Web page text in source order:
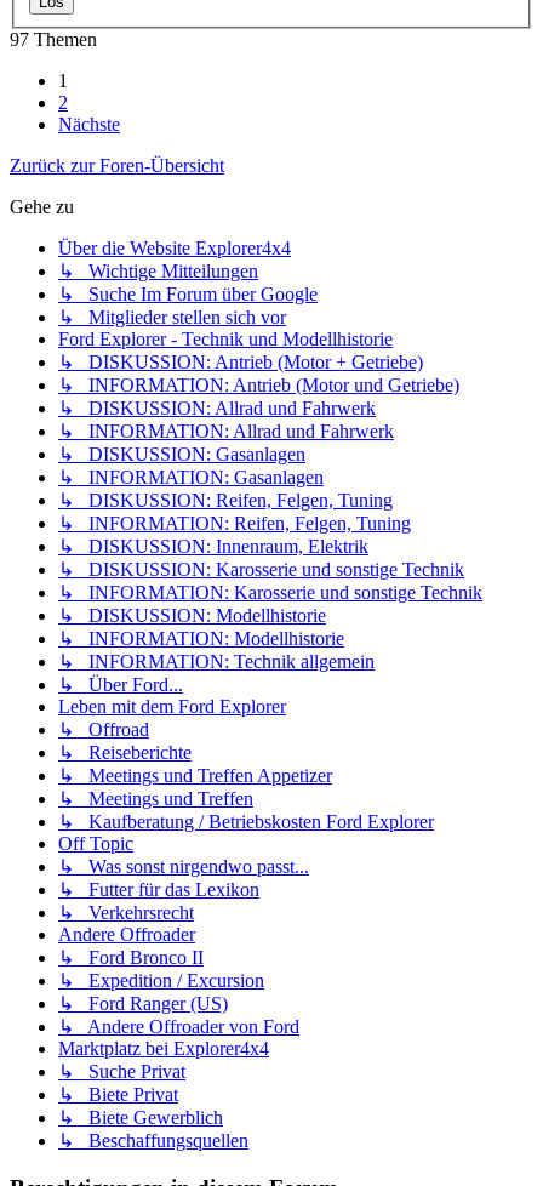
97 Themen
1
2
Nächste
Zurück zur Foren-Übersicht
Gehe zu
Über die Website Explorer4x4
↳ Wichtige Mitteilungen
↳ Suche Im Forum über Google
↳ Mitglieder stellen sich vor
Ford Explorer - Technik und Modellhistorie
↳ DISKUSSION: Antrieb (Motor + Getriebe)
↳ INFORMATION: Antrieb (Motor und Getriebe)
↳ DISKUSSION: Allrad und Fahrwerk
↳ INFORMATION: Allrad und Fahrwerk
↳ DISKUSSION: Gasanlagen
↳ INFORMATION: Gasanlagen
↳ DISKUSSION: Reifen, Felgen, Tuning
↳ INFORMATION: Reifen, Felgen, Tuning
↳ DISKUSSION: Innenraum, Elektrik
↳ DISKUSSION: Karosserie und sonstige Technik
↳ INFORMATION: Karosserie und sonstige Technik
↳ DISKUSSION: Modellhistorie
↳ INFORMATION: Modellhistorie
↳ INFORMATION: Technik allgemein
↳ Über Ford...
Leben mit dem Ford Explorer
↳ Offroad
↳ Reiseberichte
↳ Meetings und Treffen Appetizer
↳ Meetings und Treffen
↳ Kaufberatung / Betriebskosten Ford Explorer
Off Topic
↳ Was sonst nirgendwo passt...
↳ Futter für das Lexikon
↳ Verkehrsrecht
Andere Offroader
↳ Ford Bronco II
↳ Expedition / Excursion
↳ Ford Ranger (US)
↳ Andere Offroader von Ford
Marktplatz bei Explorer4x4
↳ Suche Privat
↳ Biete Privat
↳ Biete Gewerblich
↳ Beschaffungsquellen